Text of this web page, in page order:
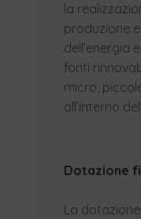
la
produzione
dell’energia
fonti
micro,
all’interno
Dotazione
La